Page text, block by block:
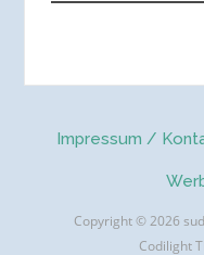
Impressum /
Copyright © 2026
Codilight